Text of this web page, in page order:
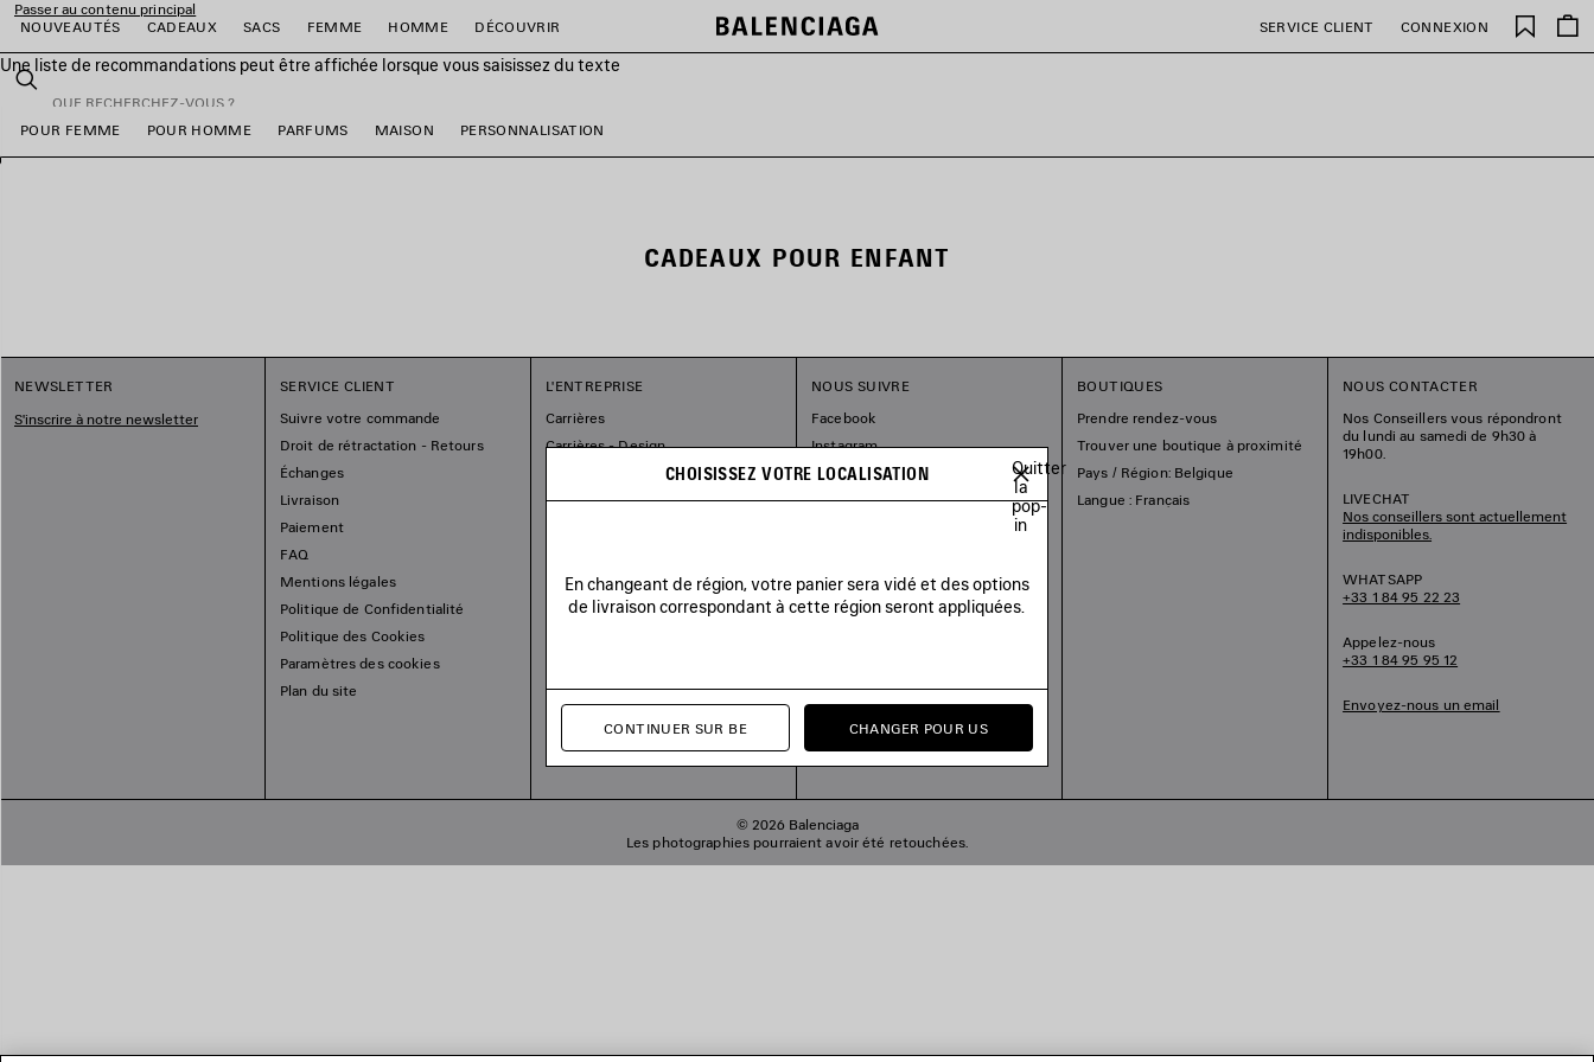
Passer au contenu principal
NOUVEAUTÉS
CADEAUX SACS FEMME HOMME DÉCOUVRIR SERVICE CLIENT CONNEXION
Une liste de recommandations peut être affichée lorsque vous saisissez du texte
Rechercher
fermer la bannière
POUR FEMME POUR HOMME PARFUMS MAISON PERSONNALISATION
CADEAUX POUR ENFANT
NEWSLETTER
S'inscrire à notre newsletter
SERVICE CLIENT
Suivre votre commande
Droit de rétractation - Retours
Échanges
Livraison
Paiement
FAQ
Mentions légales
Politique de Confidentialité
Politique des Cookies
Paramètres des cookies
Plan du site
L'ENTREPRISE
Carrières
Carrières - Design
Les Engagements Balenciaga
NOUS SUIVRE
Facebook
Instagram
Tiktok
Pinterest
BOUTIQUES
Prendre rendez-vous
Trouver une boutique à proximité
Pays / Région: Belgique
Langue : Français
NOUS CONTACTER
Nos Conseillers vous répondront
du lundi au samedi de 9h30 à
19h00.
LIVECHAT
Nos conseillers sont actuellement
indisponibles.
WHATSAPP
+33 1 84 95 22 23
Appelez-nous
+33 1 84 95 95 12
Envoyez-nous un email
© 2026 Balenciaga
Les photographies pourraient avoir été retouchées.
CHOISISSEZ VOTRE LOCALISATION
Quitter
la
pop-
in
En changeant de région, votre panier sera vidé et des options
de livraison correspondant à cette région seront appliquées.
CONTINUER SUR BE CHANGER POUR US